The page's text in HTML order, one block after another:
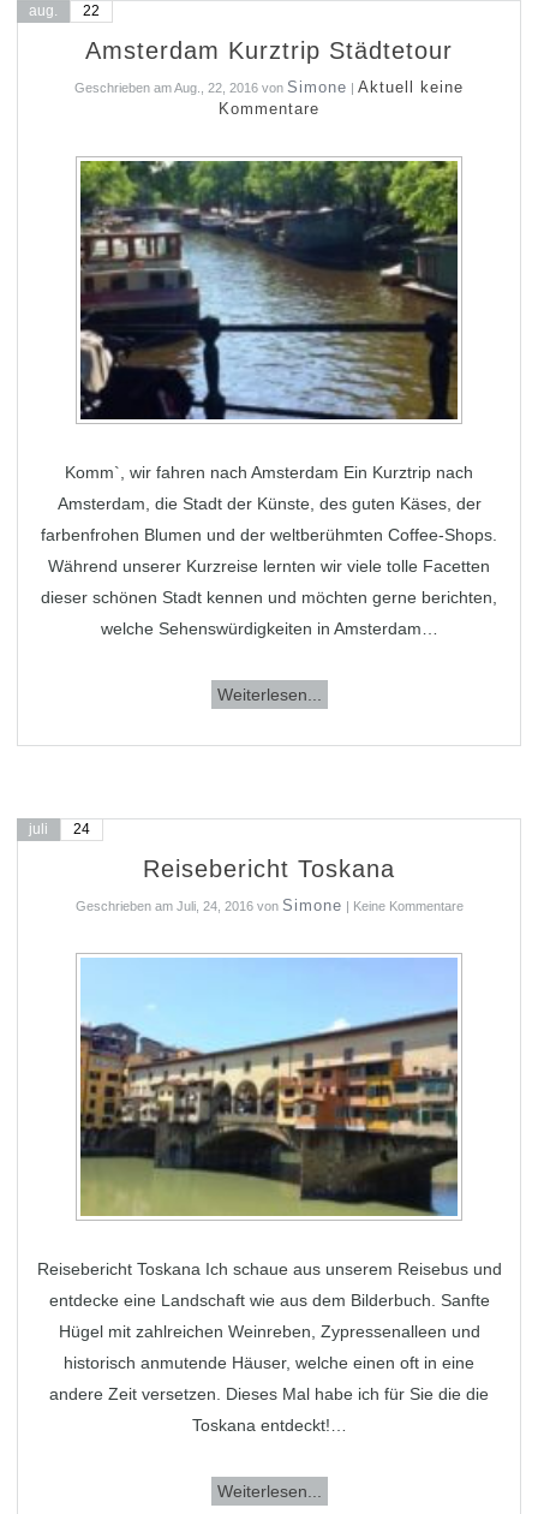
aug. 22
Amsterdam Kurztrip Städtetour
Geschrieben amAug., 22, 2016 von Simone | Aktuell keine
Kommentare
Komm`, wir fahren nach Amsterdam Ein Kurztrip nach
Amsterdam, die Stadt der Künste, des guten Käses, der
farbenfrohen Blumen und der weltberühmten Coffee-Shops.
Während unserer Kurzreise lernten wir viele tolle Facetten
dieser schönen Stadt kennen und möchten gerne berichten,
welche Sehenswürdigkeiten in Amsterdam…
Weiterlesen...
juli 24
Reisebericht Toskana
Geschrieben am Juli, 24, 2016 von Simone | Keine Kommentare
Reisebericht Toskana Ich schaue aus unserem Reisebus und
entdecke eine Landschaft wie aus dem Bilderbuch. Sanfte
Hügel mit zahlreichen Weinreben, Zypressenalleen und
historisch anmutende Häuser, welche einen oft in eine
andere Zeit versetzen. Dieses Mal habe ich für Sie die die
Toskana entdeckt!…
Weiterlesen...